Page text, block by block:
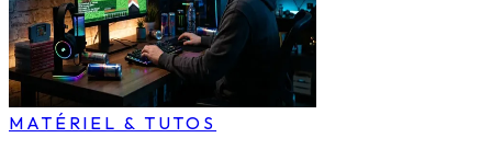
MATÉRIEL & TUTOS